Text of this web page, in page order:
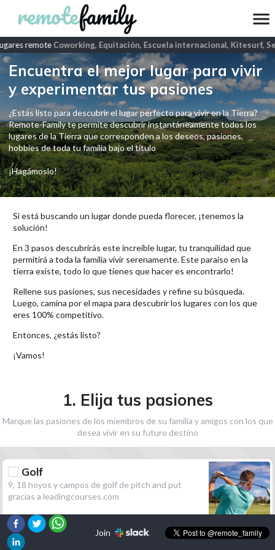
remoteCoworking, Equitación, Escuela internacional, Kitesurf,
Encuentra el mejor lugar para vivir
y experimentar tus pasiones
¿Estás listo para descubrir el lugar perfecto para vivir en la Tierra?
Remote-Family te permite descubrir instantáneamente todos los
lugares de la Tierra que corresponden a los deseos, pasiones,
hobbies de toda tu familia bajo el título
¡Hagámoslo!
Si está buscando un lugar donde pueda florecer, ¡tenemos la
solución!
En 3 pasos descubrirás este increíble lugar, tu tranquilidad que
permitirá a toda la familia vivir serenamente. Este paraíso en la
tierra existe, todo lo que tienes que hacer es encontrarlo!
Rellene sus pasiones, sus necesidades y refine su búsqueda.
Luego, camina por el mapa para descubrir los lugares con los que
eres 100% competitivo.
Entonces, ¿estás listo?
¡Vamos!
1. Elija tus pasiones
Marque las pasiones de los miembros de su familia y amigos con los que
desea vivir en su futuro destino
Golf
9, 18 hoyos y campos de golf de pitch and put
gracias a leadingcourses.com
Senderismo
Join